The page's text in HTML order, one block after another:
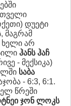
დუეტი
მაგრამ
ხელი არ
ჰანს ჰაჩ
- მექსიკა)
საბა
- 6:3, 6:1.
წრეში
ჯონ ლოკს